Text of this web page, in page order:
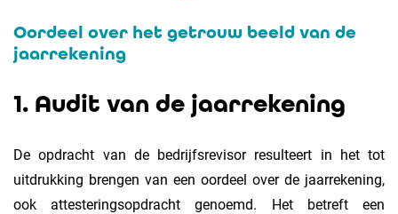
Oordeel over het getrouw beeld van de
jaarrekening
1. Audit van de jaarrekening
De opdracht van de bedrijfsrevisor resulteert in het tot
uitdrukking brengen van een oordeel over de jaarrekening,
ook attesteringsopdracht genoemd. Het betreft een